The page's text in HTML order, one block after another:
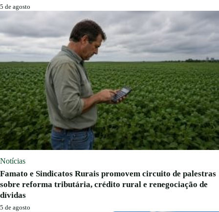
5 de agosto
Notícias
Famato e Sindicatos Rurais promovem circuito de palestras
sobre reforma tributária, crédito rural e renegociação de
dívidas
5 de agosto